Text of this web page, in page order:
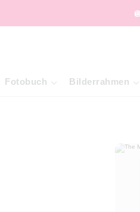
Fotobuch Bilderrahmen